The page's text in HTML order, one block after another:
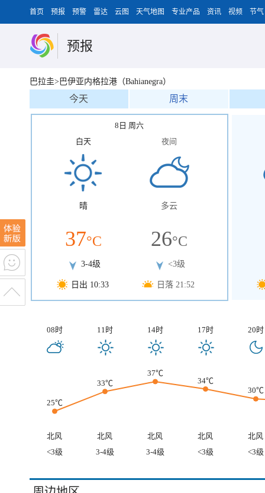
首页 预报 预警 雷达 云图 天气地图 专业产品 资讯 视频 节气
预报
巴拉圭>巴伊亚内格拉港（Bahianegra）
今天 周末
8日 周六
白天
晴
37°C
3-4级
日出 10:33
夜间
多云
26°C
<3级
日落 21:52
08时 11时 14时 17时 20时
25℃
33℃
37℃
34℃
30℃
北风 北风 北风 北风
北风
<3级
3-4级 3-4级 <3级 <3级